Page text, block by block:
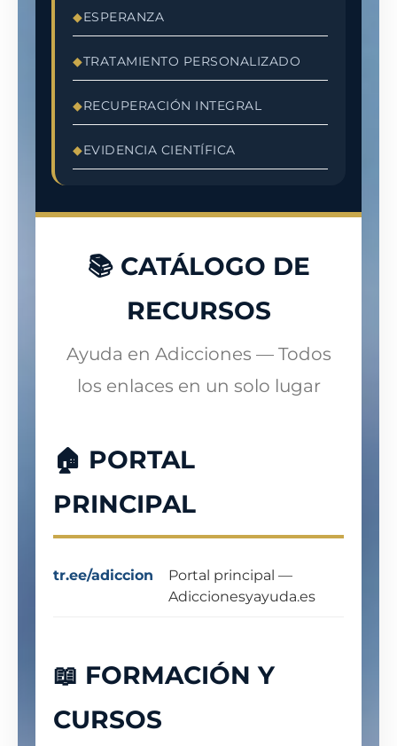
ESPERANZA
TRATAMIENTO PERSONALIZADO
RECUPERACIÓN INTEGRAL
EVIDENCIA CIENTÍFICA
📚 CATÁLOGO DE
RECURSOS
Ayuda en Adicciones — Todos
los enlaces en un solo lugar
🏠 PORTAL
PRINCIPAL
tr.ee/adiccion
Portal principal —
Adiccionesyayuda.es
📖 FORMACIÓN Y
CURSOS